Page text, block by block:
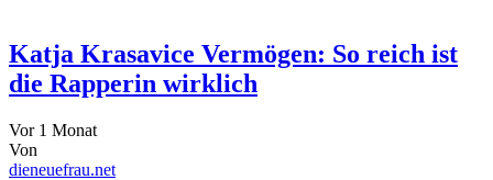
Katja Krasavice Vermögen: So reich ist
die Rapperin wirklich
Vor 1 Monat
Von
dieneuefrau.net